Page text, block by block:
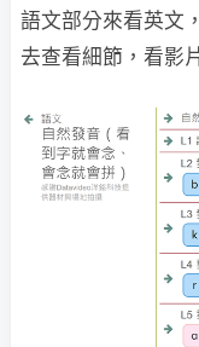
語文部分來看英文
去查看細節，看影